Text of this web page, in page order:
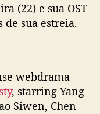
a
n
g
a
s
t
(22) e sua OST
de sua estreia.
webdrama
, starring Yang
Siwen, Chen